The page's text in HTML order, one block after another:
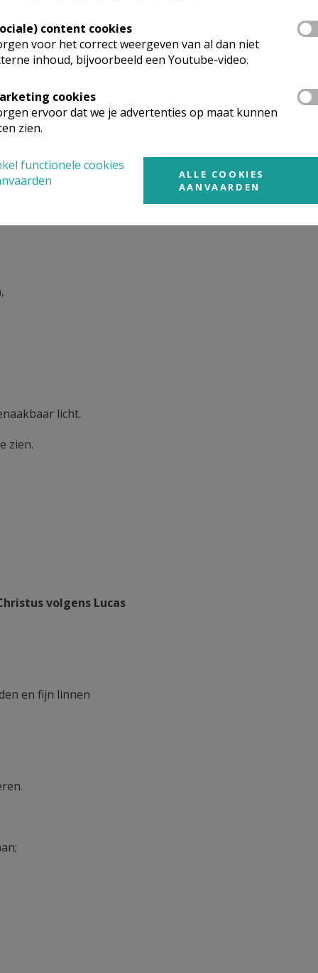
licht.
zien.
volgens Lucas
en fijn linnen
content cookies
voor het correct weergeven van al dan niet
inhoud, bijvoorbeeld een Youtube-video.
cookies
ervoor dat we je advertenties op maat kunnen
zien.
functionele cookies
ALLE COOKIES
AANVAARDEN